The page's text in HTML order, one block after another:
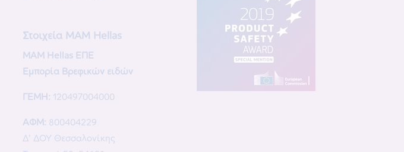
Στοιχεία ΜΑΜ Hellas
MAM Hellas ΕΠΕ
Εμπορία Βρεφικών ειδών
ΓΕΜΗ: 120497004000
ΑΦΜ: 800404229
Δ’ ΔΟΥ Θεσσαλονίκης